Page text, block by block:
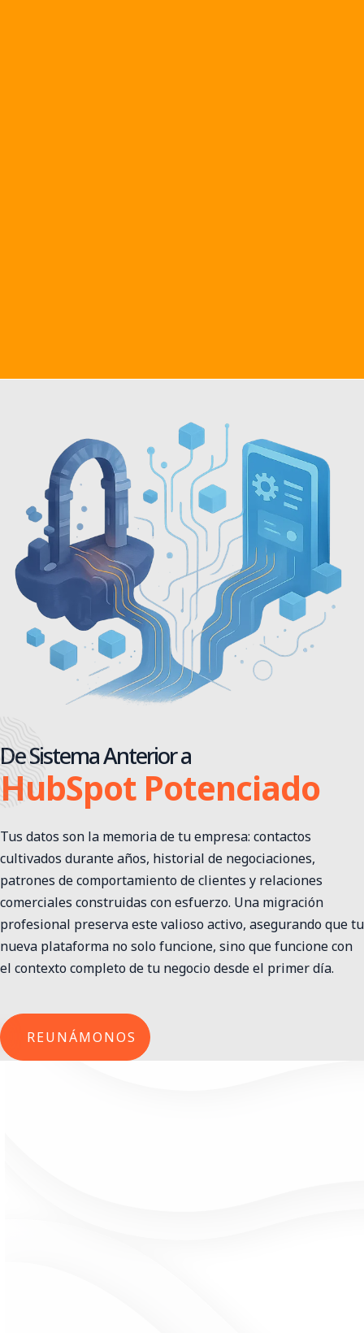
De Sistema Anterior a
HubSpot Potenciado
Tus datos son la memoria de tu empresa: contactos
cultivados durante años, historial de negociaciones,
patrones de comportamiento de clientes y relaciones
comerciales construidas con esfuerzo. Una migración
profesional preserva este valioso activo, asegurando que tu
nueva plataforma no solo funcione, sino que funcione con
el contexto completo de tu negocio desde el primer día.
REUNÁMONOS